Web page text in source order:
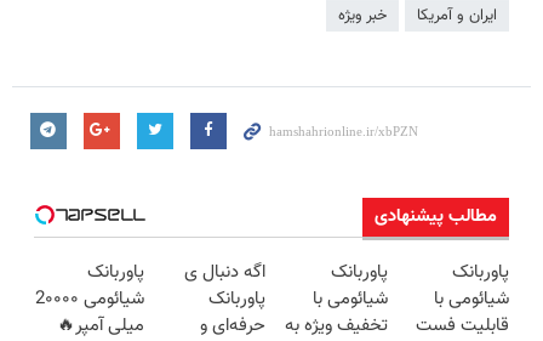
ایران و آمریکا خبر ویژه
مطالب پیشنهادی
پاوربانک
شیائومی با
قابلیت فست
پاوربانک
شیائومی با
تخفیف ویژه به
اگه دنبال ی
پاوربانک
حرفه‌ای و
پاوربانک
شیائومی 2۰۰۰۰
میلی آمپر🔥